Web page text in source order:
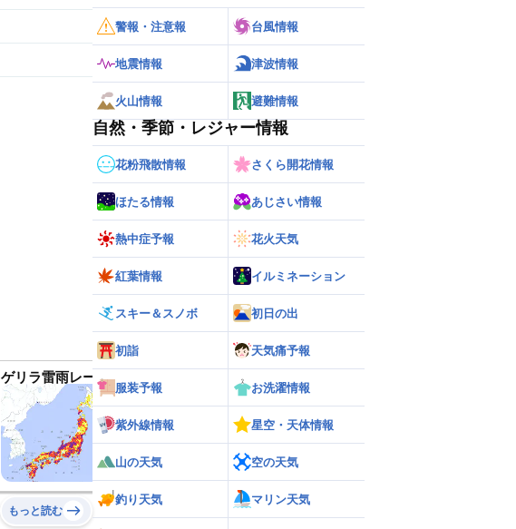
ゲリラ雷雨レーダー 世界の雨雲レーダー
もっと読む
警報・注意報 台風情報
地震情報 津波情報
火山情報 避難情報
自然・季節・レジャー情報
花粉飛散情報 さくら開花情報
ほたる情報 あじさい情報
熱中症予報 花火天気
紅葉情報 イルミネーション
スキー＆スノボ 初日の出
初詣 天気痛予報
服装予報 お洗濯情報
紫外線情報 星空・天体情報
山の天気 空の天気
釣り天気 マリン天気